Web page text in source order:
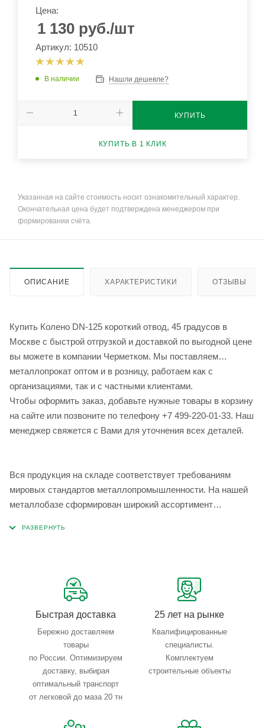
Цена:
1 130 руб./шт
Артикул: 10510
В наличии Нашли дешевле?
КУПИТЬ
КУПИТЬ В 1 КЛИК
Указанная на сайте стоимость носит ознакомительный характер.
Окончательная цена будет подтверждена менеджером при
формировании счёта.
ОПИСАНИЕ ХАРАКТЕРИСТИКИ ОТЗЫВЫ
Купить Колено DN-125 короткий отвод, 45 градусов в
Москве с быстрой отгрузкой и доставкой по выгодной цене
вы можете в компании Черметком. Мы поставляем
металлопрокат оптом и в розницу, работаем как с
организациями, так и с частными клиентами.
Чтобы оформить заказ, добавьте нужные товары в корзину
на сайте или позвоните по телефону +7 499-220-01-33. Наш
менеджер свяжется с Вами для уточнения всех деталей.
Вся продукция на складе соответствует требованиям
мировых стандартов металлопромышленности. На нашей
металлобазе сформирован широкий ассортимент
Быстрая доставка
Бережно доставляем
товары
по России. Оптимизируем
доставку, выбирая
оптимальный транспорт
от легковой до маза 20 тн
25 лет на рынке
Квалифицированные
специалисты.
Комплектуем
строительные объекты